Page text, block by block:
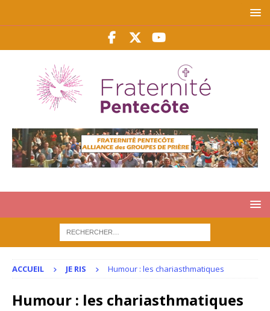
ACCUEIL JE RIS Humour : les chariasthmatiques
Humour : les chariasthmatiques